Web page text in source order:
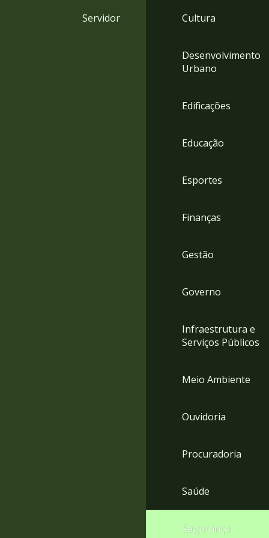
Servidor Cultura
Desenvolvimento
Urbano
Edificações
Educação
Esportes
Finanças
Gestão
Governo
Infraestrutura e
Serviços Públicos
Meio Ambiente
Ouvidoria
Procuradoria
Saúde
Segurança